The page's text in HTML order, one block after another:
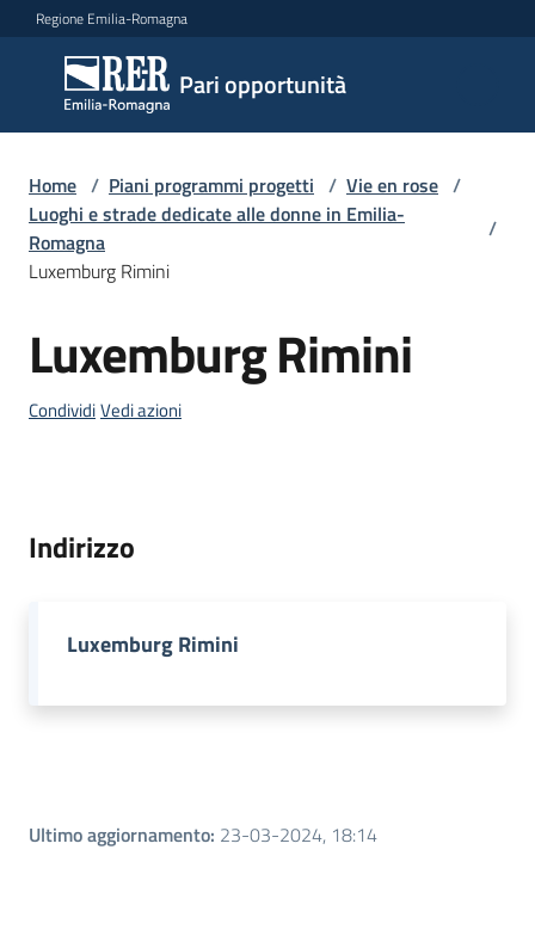
Vai al contenuto
Vai alla navigazione
Vai al footer
Regione Emilia-Romagna
Pari opportunità
Pari
opportunità
Argomenti
Servizi
Progetti
Home / Piani programmi progetti / Vie en rose /
Luoghi e strade dedicate alle donne in Emilia-
Romagna
/
Luxemburg Rimini
Salta al contenuto
Luxemburg Rimini
CondividiVedi azioni
Indirizzo
Luxemburg Rimini
Ultimo aggiornamento: 23-03-2024, 18:14